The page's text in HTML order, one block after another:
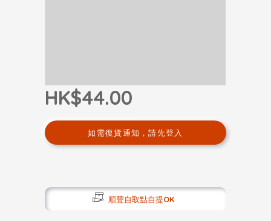
HK$44.00
如需復貨通知，請先登入
順豐自取點自提OK